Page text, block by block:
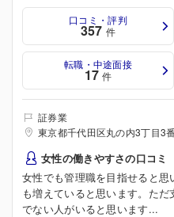
口コミ・評判
357 件
転職・中途面接
17 件
証券業
東京都千代田区丸の内3丁目3
女性の働きやすさの口コミ
女性でも管理職を目指せると
も増えていると思います。た
でない人がいると思います...